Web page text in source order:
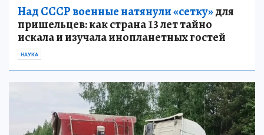
Над СССР военные натянули «сетку»для
пришельцев: как страна 13 лет тайно
искала и изучала инопланетных гостей
НАУКА